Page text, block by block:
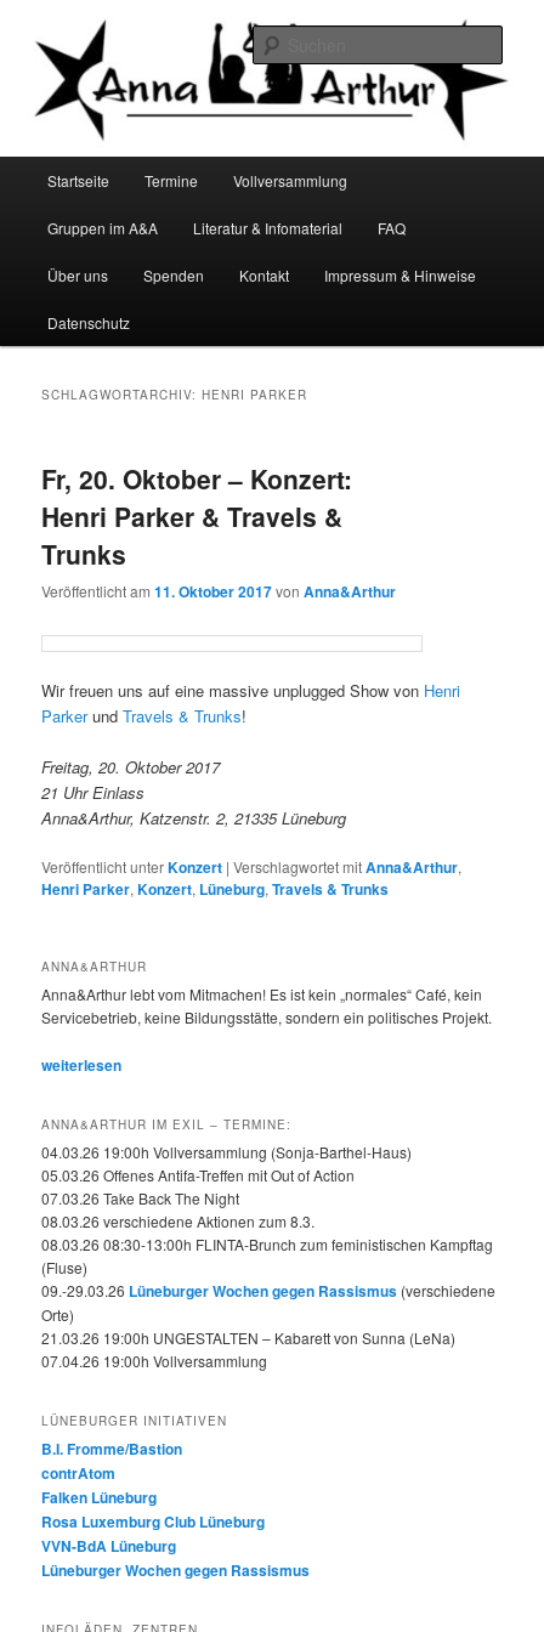
primären
springen
sekundären
springenAnna&Arthur
Startseite Termine Vollversammlung
Gruppen im A&A Literatur & Infomaterial FAQ
Über uns Spenden Kontakt Impressum & Hinweise
Datenschutz
SCHLAGWORTARCHIV:HENRI PARKER
Fr, 20. Oktober – Konzert:
Henri Parker & Travels &
Trunks
Veröffentlicht am11. Oktober 2017vonAnna&Arthur
Wir freuen uns auf eine massive unplugged Show von Henri
ParkerundTravels & Trunks!
Freitag, 20. Oktober 2017
21 Uhr Einlass
Anna&Arthur, Katzenstr. 2, 21335 Lüneburg
Veröffentlicht unterKonzert |Verschlagwortet mitAnna&Arthur,
Henri Parker,Konzert, Lüneburg,Travels & Trunks
ANNA&ARTHUR
Anna&Arthur lebt vom Mitmachen! Es ist kein „normales“ Café, kein
Servicebetrieb, keine Bildungsstätte, sondern ein politisches Projekt.
weiterlesen
ANNA&ARTHUR IM EXIL – TERMINE:
04.03.26 19:00h Vollversammlung (Sonja-Barthel-Haus)
05.03.26 Offenes Antifa-Treffen mit Out of Action
07.03.26 Take Back The Night
08.03.26 verschiedene Aktionen zum 8.3.
08.03.26 08:30-13:00h FLINTA-Brunch zum feministischen Kampftag
(Fluse)
09.-29.03.26 Lüneburger Wochen gegen Rassismus (verschiedene
Orte)
21.03.26 19:00h UNGESTALTEN – Kabarett von Sunna (LeNa)
07.04.26 19:00h Vollversammlung
LÜNEBURGER INITIATIVEN
B.I. Fromme/Bastion
contrAtom
Falken Lüneburg
Rosa Luxemburg Club Lüneburg
VVN-BdA Lüneburg
Lüneburger Wochen gegen Rassismus